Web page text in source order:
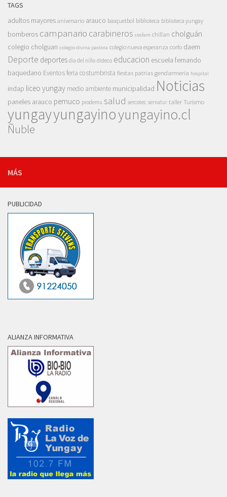
TAGS
adultos mayores aniversario arauco basquetbol biblioteca biblioteca yungay
bomberos campanario carabineros cesfam chillan cholguán
colegio cholguan colegio divina pastora colegio nueva esperanza corfo daem
Deporte deportes dia del niño dideco educacion escuela fernando
baquedano Eventosferia costumbrista fiestas patrias gendarmeria hospital
indap liceo yungay medio ambiente municipalidad Noticias
paneles arauco pemuco prodemu salud sercotec sernatur taller Turismo
yungayyungayinoyungayino.cl
Ñuble
MÁS
PUBLICIDAD
ALIANZA INFORMATIVA